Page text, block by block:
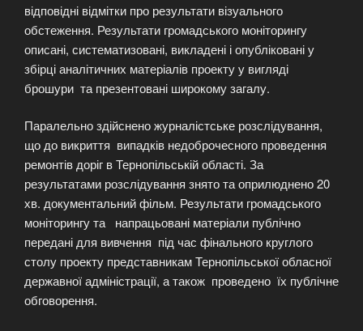
відповідні відмітки про результати візуального
обстеження. Результати громадського моніторингу
описані, систематизовані, викладені і опубліковані у
збірці аналітичних матеріалів проекту у вигляді
брошури та презентовані широкому загалу.
Паралельно здійснено журналістське розслідування,
що до викриття випадків недоброчесного проведення
ремонтів доріг в Тернопільській області. За
результатами розслідування знято та оприлюднено 20
хв. документальний фільм. Результати громадського
моніторингу та напрацьовані матеріали публічно
передані для вивчення під час фінального круглого
столу проекту представникам Тернопільської обласної
державної адміністрації, а також проведено їх публічне
обговорення.